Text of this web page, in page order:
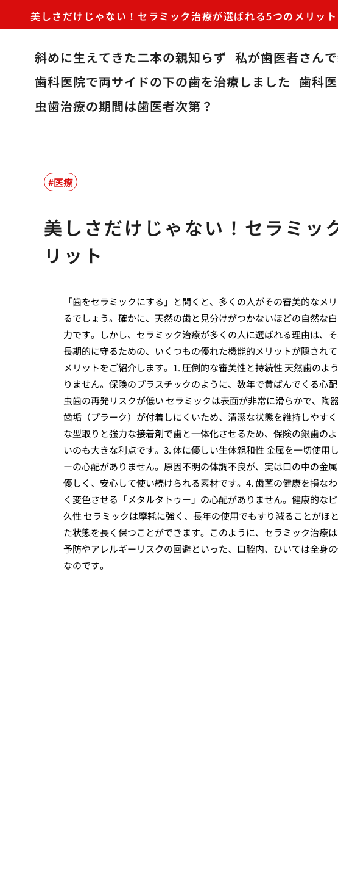
美しさだけじゃない！セラミック治療が選ばれる5つのメリット
斜めに生えてきた二本の親知らず 私が歯医者さん
歯科医院で両サイドの下の歯を治療しました 歯科
虫歯治療の期間は歯医者次第？
医療
美しさだけじゃない！セラミッ
リット
「歯をセラミックにする」と聞くと、多くの人がその審美的な
るでしょう。確かに、天然の歯と見分けがつかないほどの自然な
力です。しかし、セラミック治療が多くの人に選ばれる理由は、
長期的に守るための、いくつもの優れた機能的メリットが隠され
メリットをご紹介します。1. 圧倒的な審美性と持続性 天然歯の
りません。保険のプラスチックのように、数年で黄ばんでくる心
虫歯の再発リスクが低い セラミックは表面が非常に滑らかで、陶
歯垢（プラーク）が付着しにくいため、清潔な状態を維持しやす
な型取りと強力な接着剤で歯と一体化させるため、保険の銀歯の
いのも大きな利点です。3. 体に優しい生体親和性 金属を一切使
ーの心配がありません。原因不明の体調不良が、実は口の中の金
優しく、安心して使い続けられる素材です。4. 歯茎の健康を損な
く変色させる「メタルタトゥー」の心配がありません。健康的な
久性 セラミックは摩耗に強く、長年の使用でもすり減ることがほ
た状態を長く保つことができます。このように、セラミック治療
予防やアレルギーリスクの回避といった、口腔内、ひいては全身
なのです。